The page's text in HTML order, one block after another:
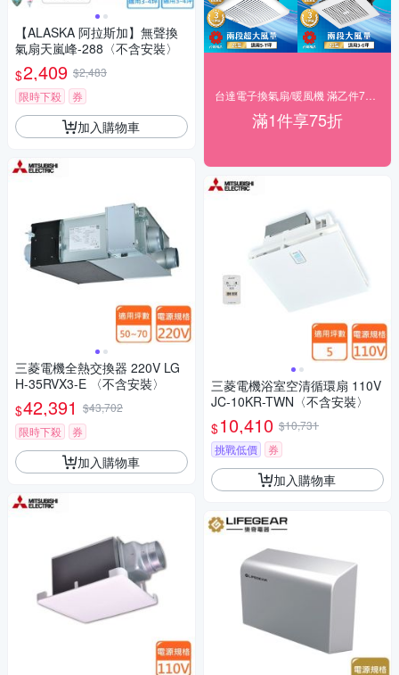
【ALASKA 阿拉斯加】無聲換
氣扇天嵐峰-288〈不含安裝〉
$2,409 $2,483
限時下殺
券
加入購物車
三菱電機全熱交換器 220V LG
H-35RVX3-E 〈不含安裝〉
$42,391 $43,702
限時下殺
券
加入購物車
滿1件享75折
三菱電機浴室空清循環扇 110V
JC-10KR-TWN〈不含安裝〉
$10,410 $10,731
挑戰低價
券
加入購物車